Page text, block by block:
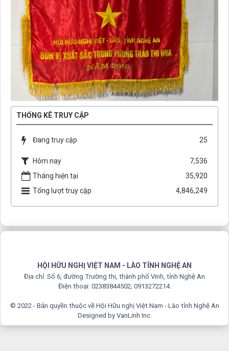
THỐNG KÊ TRUY CẬP
Đang truy cập 25
Hôm nay
7,536
Tháng hiện tại
35,920
Tổng lượt truy cập
4,846,249
HỘI HỮU NGHỊ VIỆT NAM - LÀO TỈNH NGHỆ AN
Địa chỉ: Số 6, đường Trường thi, thành phố Vinh, tỉnh Nghệ An
Điện thoại: 02383844502; 0913272214.
© 2022 - Bản quyền thuộc về Hội Hữu nghị Việt Nam - Lào tỉnh Nghệ An
Designed by VanLinh Inc.